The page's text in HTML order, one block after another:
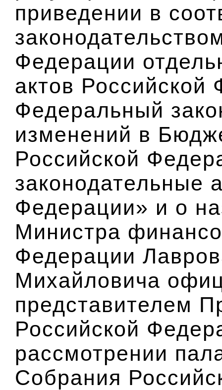
приведении в
Федерации
актов Российской
Федеральный
изменений в
Российской
законодательные
Федерации» и о
Министра
Федерации
Михайловича
представителем
Российской
рассмотрении
Собрания